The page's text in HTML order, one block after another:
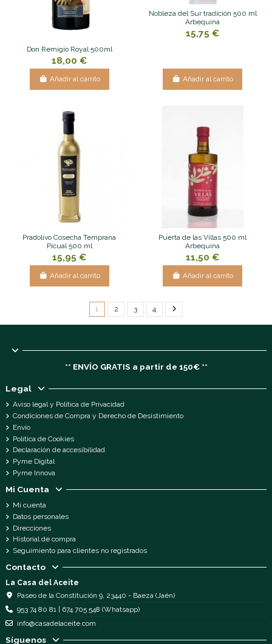
Don Remigio Royal 500ml
18,00 €
Añadir al carrito
Nobleza del Sur tradición 500 ml
Arbequina
15,75 €
Añadir al carrito
Pradolivo Cosecha Temprana
Picual 500 ml
15,95 €
Añadir al carrito
Puerta de las Villas 500 ml
Arbequina
11,50 €
Añadir al carrito
1 2 3 4
** ENVÍO GRATIS a partir de 150€ **
Legal
Aviso legal y Política de Privacidad
Condiciones de Compra y Derecho de Desistimiento
Envío
Política de Cookies
Declaración de accesibilidad
Pyme Digital
Pyme Innova
Mi Cuenta
Mi cuenta
Datos personales
Direcciones
Historial de compra
Seguimiento para clientes no registrados
Contacto
La Casa del Aceite
Paseo de la Constitución 9, 23440 - Baeza (Jaén)
953 74 80 81 | 674 705 548 (Whatsapp)
info@casadelaceite.com
Síguenos